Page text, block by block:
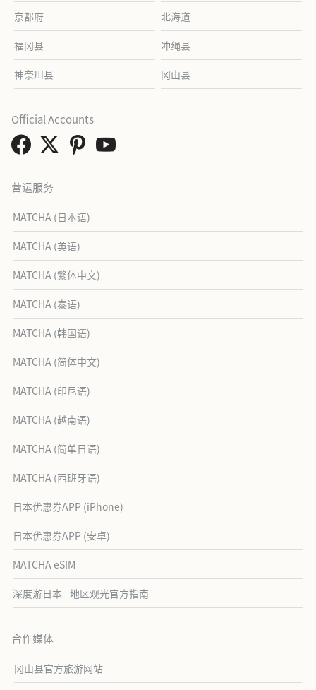
京都府 北海道
福冈县 冲绳县
神奈川县 冈山县
营运服务
MATCHA (日本语)
MATCHA (英语)
MATCHA (繁体中文)
MATCHA (泰语)
MATCHA (韩国语)
MATCHA (简体中文)
MATCHA (印尼语)
MATCHA (越南语)
MATCHA (简单日语)
MATCHA (西班牙语)
日本优惠券APP (iPhone)
日本优惠券APP (安卓)
MATCHA eSIM
深度游日本 - 地区观光官方指南
合作媒体
冈山县官方旅游网站
Official Accounts